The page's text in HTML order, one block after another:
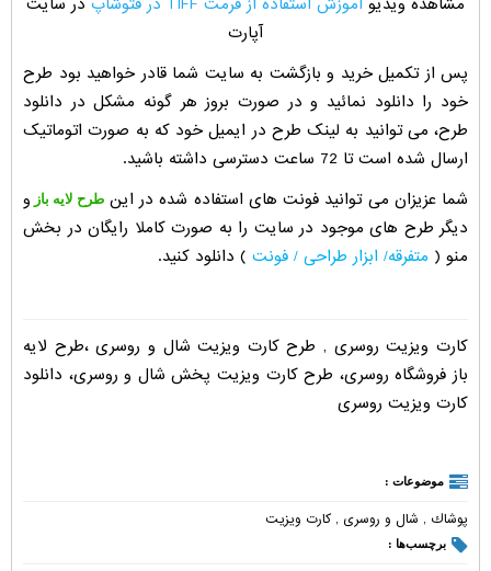
مشاهده ویدیو آموزش استفاده از فرمت TIFF در فتوشاپ
در سایت
آپارت
پس از تکمیل خرید و بازگشت به سایت شما قادر خواهید بود طرح
خود را دانلود نمائید و در صورت بروز هر گونه مشکل در دانلود
طرح، می توانید به لینک طرح در ایمیل خود که به صورت اتوماتیک
ارسال شده است تا 72 ساعت دسترسی داشته باشید.
شما عزیزان می توانید فونت های استفاده شده در اینطرح لایه باز و
دیگر طرح های موجود در سایت را به صورت کاملا رایگان در بخش
منو ( متفرقه/ ابزار طراحی / فونت ) دانلود کنید.
کارت ویزیت روسری , طرح کارت ویزیت شال و روسری ،طرح لایه
باز فروشگاه روسری، طرح کارت ویزیت پخش شال و روسری، دانلود
کارت ویزیت روسری
موضوعات :
پوشاك , شال و روسری , کارت ویزیت
برچسب‌ها :